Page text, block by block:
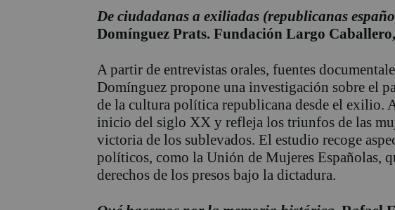
De ciudadanas a exiliadas (republicanas
Domínguez Prats. Fundación Largo
A partir de entrevistas orales, fuentes
Domínguez propone una investigación sobre el
de la cultura política republicana desde el exilio.
inicio del siglo XX y refleja los triunfos de las
victoria de los sublevados. El estudio recoge
políticos, como la Unión de Mujeres Españolas,
derechos de los presos bajo la dictadura.